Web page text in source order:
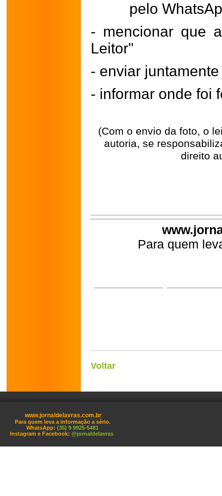
pelo
- mencionar que
Leitor"
- enviar
- informar onde foi
(Com o envio da foto, o
autoria, se
direito
Para quem
Voltar
www.jornaldelavras.com.br
Para quem leva a informação a sério.
WhatsApp: (35) 9 9925-5481
Instagram e Facebook: @jornaldelavras